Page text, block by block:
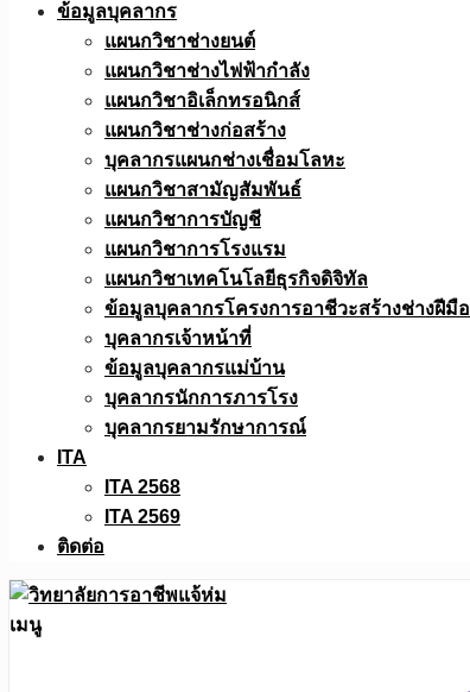
ข้อมูลบุคลากร
แผนกวิชาช่างยนต์
แผนกวิชาช่างไฟฟ้ากำลัง
แผนกวิชาอิเล็กทรอนิกส์
แผนกวิชาช่างก่อสร้าง
บุคลากรแผนกช่างเชื่อมโลหะ
แผนกวิชาสามัญสัมพันธ์
แผนกวิชาการบัญชี
แผนกวิชาการโรงแรม
แผนกวิชาเทคโนโลยีธุรกิจดิจิทัล
ข้อมูลบุคลากรโครงการอาชีวะสร้างช่างฝีมือ
บุคลากรเจ้าหน้าที่
ข้อมูลบุคลากรแม่บ้าน
บุคลากรนักการภารโรง
บุคลากรยามรักษาการณ์
ITA
ITA 2568
ITA 2569
ติดต่อ
เมนู